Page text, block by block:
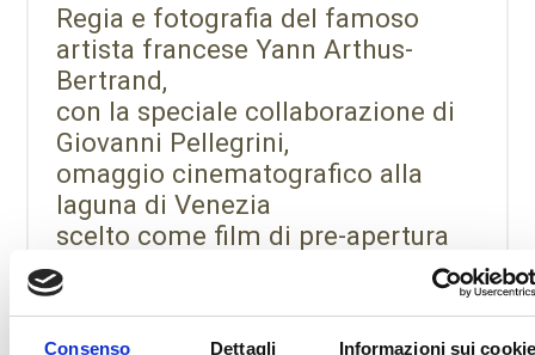
Consenso Dettagli Informazioni sui cookie
Regia e fotografia del famoso
artista francese Yann Arthus-
Bertrand,
con la speciale collaborazione di
Giovanni Pellegrini,
omaggio cinematografico alla
laguna di Venezia
scelto come film di pre-apertura
della 82a Mostra Internazionale
d’Arte Cinematografica di Venezia.